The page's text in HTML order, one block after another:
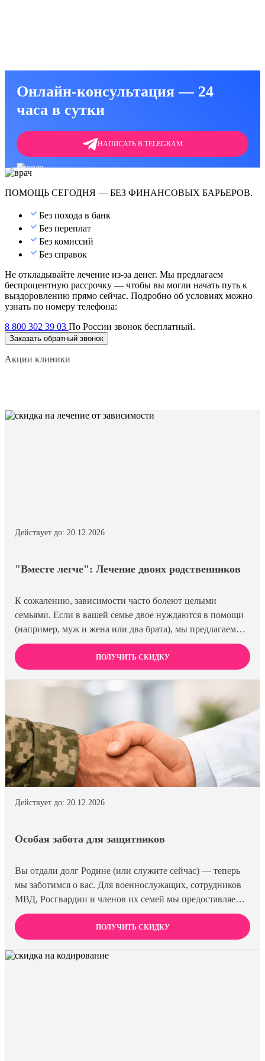
Онлайн-консультация — 24
часа в сутки
НАПИСАТЬ В TELEGRAM
ПОМОЩЬ СЕГОДНЯ — БЕЗ ФИНАНСОВЫХ БАРЬЕРОВ.
Без похода в банк
Без переплат
Без комиссий
Без справок
Не откладывайте лечение из-за денег. Мы предлагаем
беспроцентную рассрочку — чтобы вы могли начать путь к
выздоровлению прямо сейчас. Подробно об условиях можно
узнать по номеру телефона:
8 800 302 39 03 По России звонок бесплатный.
Заказать обратный звонок
Акции клиники
Действует до: 20.12.2026
"Вместе легче": Лечение двоих родственников
К сожалению, зависимости часто болеют целыми
семьями. Если в вашей семье двое нуждаются в помощи
(например, муж и жена или два брата), мы предлагаем
специальную цену на одновременное лечение. Второй
член семьи получает скидку 15%. Лечиться вместе
эффективнее и выгоднее.
ПОЛУЧИТЬ СКИДКУ
Действует до: 20.12.2026
Особая забота для защитников
Вы отдали долг Родине (или служите сейчас) — теперь
мы заботимся о вас. Для военнослужащих, сотрудников
МВД, Росгвардии и членов их семей мы предоставляем
скидку 15% на все виды лечения и кодирования. Полная
анонимность и уважение к вашему статусу
гарантированы. Действуйте по удостоверению.
ПОЛУЧИТЬ СКИДКУ